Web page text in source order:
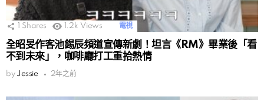
Shares 1.2k Views 電視
全昭旻作客池錫辰頻道宣傳新劇！坦言《RM》畢業後「看
不到未來」，咖啡廳打工重拾熱情
by Jessie 2年之前